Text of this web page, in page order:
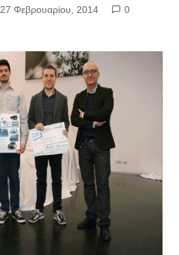
27 Φεβρουαρίου, 2014
0